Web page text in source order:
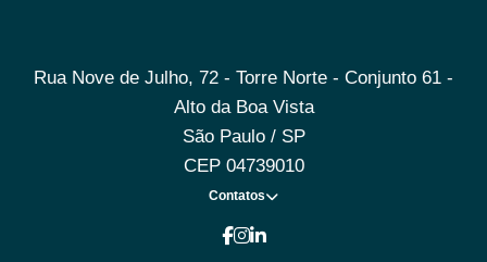
Rua Nove de Julho, 72 - Torre Norte - Conjunto 61 -
Alto da Boa Vista
São Paulo / SP
CEP 04739010
Contatos